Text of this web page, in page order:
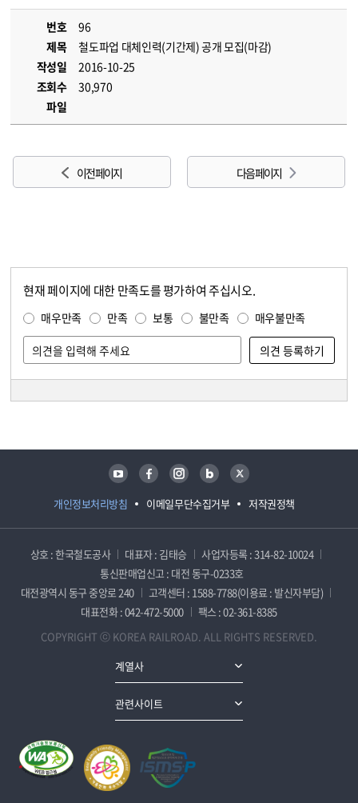
번호
96
제목
철도파업 대체인력(기간제) 공개 모집(마감)
작성일
2016-10-25
조회수
30,970
파일
이전 페이지 다음 페이지
현재 페이지에 대한 만족도를 평가하여 주십시오.
매우만족 만족 보통 불만족 매우불만족
개인정보처리방침 이메일무단수집거부 저작권정책
유튜브 페이스북 인스타그램 블로그 트위터
상호 : 한국철도공사 대표자 : 김태승
사업자등록 : 314-82-10024
통신판매업신고 : 대전 동구-0233호
대전광역시 동구 중앙로 240
고객센터 : 1588-7788(이용료 : 발신자부담)
대표전화 : 042-472-5000
팩스 : 02-361-8385
COPYRIGHT ⓒ KOREA RAILROAD. ALL RIGHTS RESERVED.
계열사
관련사이트